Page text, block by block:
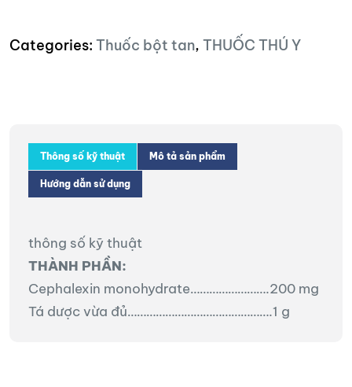
Categories: Thuốc bột tan, THUỐC THÚ Y
Thông số kỹ thuật Mô tả sản phẩm
Hướng dẫn sử dụng
thông số kỹ thuật
THÀNH PHẦN:
Cephalexin monohydrate…………………….200 mg
Tá dược vừa đủ……………………………………….1 g